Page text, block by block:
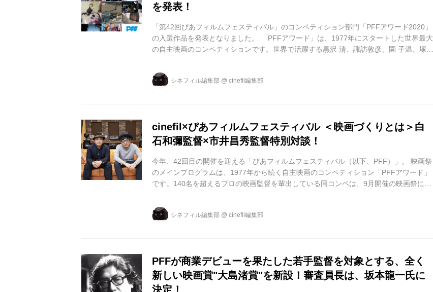
を発表！
「第42回ぴあフィルムフェスティバル」のコンペティション部門「PFFアワード2020」
の入選作品を発表となりました。 「PFFアワード」は、1977年にスタートした世界最大
の自主映画のコンペティションです。世界で活躍する黒沢 清、諏訪敦彦、園 子温、塚本
送り出してきました。 昨年の「PFFアワード2019」の入選作品の中から、審査員満場一
致でグランプリを獲得した『おばけ』（監督：中尾広道）は、今週末11日（土）からポ
シネフィル編集部 @ cinefil編集部
cinefil×ぴあフィルムフェスティバル ＜映画づくりとは＞白
石和彌監督×市井昌秀監督特別対談！
今年、42回目の開催を迎える「ぴあフィルムフェスティバル（以下、PFF）」。 映画祭
のメインプログラムは、1977年から続く自主映画のコンペティション「PFFアワード」
です。140名を超えるプロの映画監督を輩出している同コンペは、9月開催の映画祭に向
を務めた白石和彌監督（『ひとよ』『凪待ち』）と同コンペに2度の入選歴を持つ市井昌
秀監督（『台風家族』『ハルチカ』）に、＜映画づくりとは＞をテーマに自身の経験を
シネフィル編集部 @ cinefil編集部
PFFが商業デビューを果たした若手監督を対象とする、全く
新しい映画賞"大島渚賞"を新設！審査員長は、坂本龍一氏に
決定！